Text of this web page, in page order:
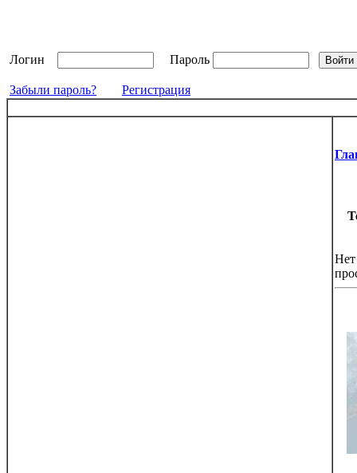
Логин Пароль
Забыли пароль? Регистрация
Нет